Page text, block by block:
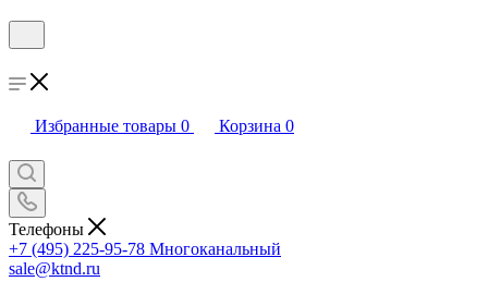
Избранные товары 0 Корзина 0
Телефоны
+7 (495) 225-95-78 Многоканальный
sale@ktnd.ru